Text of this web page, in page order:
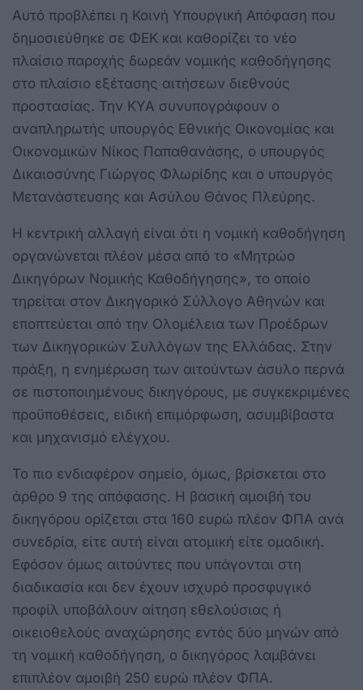
Αυτό προβλέπει η Κοινή Υπουργική Απόφαση που
δημοσιεύθηκε σε ΦΕΚ και καθορίζει το νέο
πλαίσιο παροχής δωρεάν νομικής καθοδήγησης
στο πλαίσιο εξέτασης αιτήσεων διεθνούς
προστασίας. Την ΚΥΑ συνυπογράφουν ο
αναπληρωτής υπουργός Εθνικής Οικονομίας και
Οικονομικών Νίκος Παπαθανάσης, ο υπουργός
Δικαιοσύνης Γιώργος Φλωρίδης και ο υπουργός
Μετανάστευσης και Ασύλου Θάνος Πλεύρης.
Η κεντρική αλλαγή είναι ότι η νομική καθοδήγηση
οργανώνεται πλέον μέσα από το «Μητρώο
Δικηγόρων Νομικής Καθοδήγησης», το οποίο
τηρείται στον Δικηγορικό Σύλλογο Αθηνών και
εποπτεύεται από την Ολομέλεια των Προέδρων
των Δικηγορικών Συλλόγων της Ελλάδας. Στην
πράξη, η ενημέρωση των αιτούντων άσυλο περνά
σε πιστοποιημένους δικηγόρους, με συγκεκριμένες
προϋποθέσεις, ειδική επιμόρφωση, ασυμβίβαστα
και μηχανισμό ελέγχου.
Το πιο ενδιαφέρον σημείο, όμως, βρίσκεται στο
άρθρο 9 της απόφασης. Η βασική αμοιβή του
δικηγόρου ορίζεται στα 160 ευρώ πλέον ΦΠΑ ανά
συνεδρία, είτε αυτή είναι ατομική είτε ομαδική.
Εφόσον όμως αιτούντες που υπάγονται στη
διαδικασία και δεν έχουν ισχυρό προσφυγικό
προφίλ υποβάλουν αίτηση εθελούσιας ή
οικειοθελούς αναχώρησης εντός δύο μηνών από
τη νομική καθοδήγηση, ο δικηγόρος λαμβάνει
επιπλέον αμοιβή 250 ευρώ πλέον ΦΠΑ.